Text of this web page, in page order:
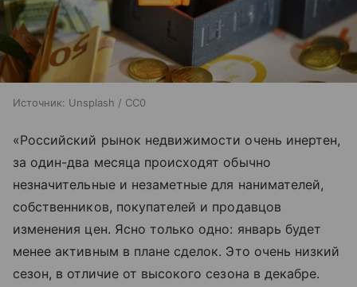
Источник: Unsplash / CC0
«Российский рынок недвижимости очень инертен,
за один-два месяца происходят обычно
незначительные и незаметные для нанимателей,
собственников, покупателей и продавцов
изменения цен. Ясно только одно: январь будет
менее активным в плане сделок. Это очень низкий
сезон, в отличие от высокого сезона в декабре.